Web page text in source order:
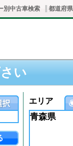
別中古車検索 都道府
い
エリア
青森県